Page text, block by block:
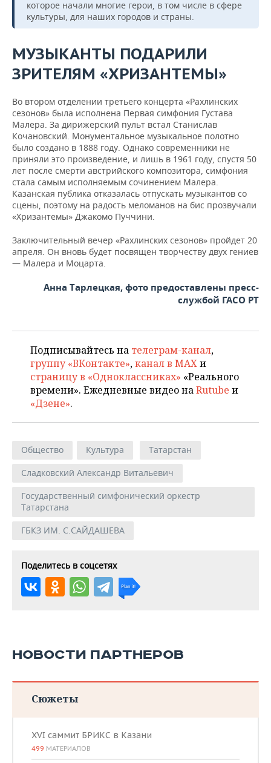
которое начали многие герои, в том числе в сфере
культуры, для наших городов и страны.
МУЗЫКАНТЫ ПОДАРИЛИ
ЗРИТЕЛЯМ «ХРИЗАНТЕМЫ»
Во втором отделении третьего концерта «Рахлинских
сезонов» была исполнена Первая симфония Густава
Малера. За дирижерский пульт встал Станислав
Кочановский. Монументальное музыкальное полотно
было создано в 1888 году. Однако современники не
приняли это произведение, и лишь в 1961 году, спустя 50
лет после смерти австрийского композитора, симфония
стала самым исполняемым сочинением Малера.
Казанская публика отказалась отпускать музыкантов со
сцены, поэтому на радость меломанов на бис прозвучали
«Хризантемы» Джакомо Пуччини.
Заключительный вечер «Рахлинских сезонов» пройдет 20
апреля. Он вновь будет посвящен творчеству двух гениев
— Малера и Моцарта.
Анна Тарлецкая, фото предоставлены пресс-
службой ГАСО РТ
Подписывайтесь на телеграм-канал,
группу «ВКонтакте»,канал в MAXи
страницу в «Одноклассниках» «Реального
времени». Ежедневные видео наRutube и
«Дзене».
Общество Культура
Татарстан
Сладковский Александр Витальевич
Государственный симфонический оркестр
Татарстана
ГБКЗ ИМ. С.САЙДАШЕВА
Поделитесь в соцсетях
НОВОСТИ ПАРТНЕРОВ
Сюжеты
XVI саммит БРИКС в Казани
499 МАТЕРИАЛОВ